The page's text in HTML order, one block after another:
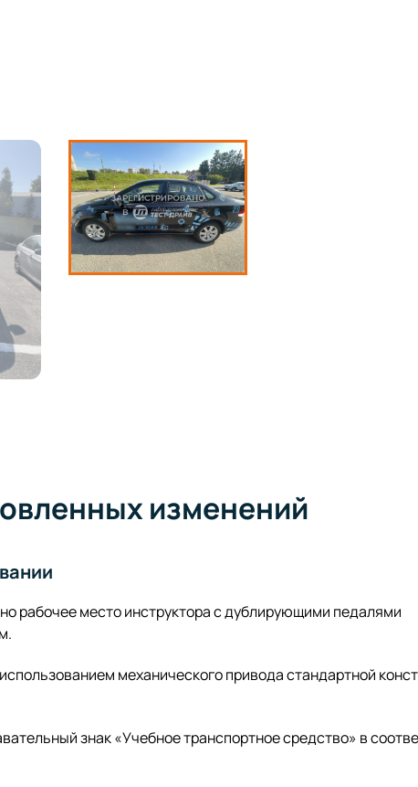
изменений
рабочее место инструктора с дублирующими педалями
механического привода стандартной
знак «Учебное транспортное средство» в